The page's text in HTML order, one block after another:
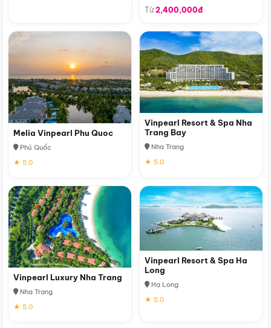
Từ2,400,000đ
Melia Vinpearl Phu Quoc
Phú Quốc
★ 5.0
Vinpearl Resort & Spa Nha
Trang Bay
Nha Trang
★ 5.0
Vinpearl Luxury Nha Trang
Nha Trang
★ 5.0
Vinpearl Resort & Spa Ha
Long
Hạ Long
★ 5.0